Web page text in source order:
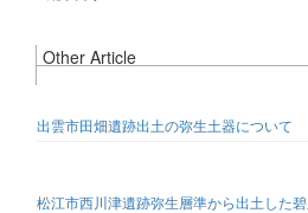
Other Article
出雲市田畑遺跡出土の弥生土器について
松江市西川津遺跡弥生層準から出土した